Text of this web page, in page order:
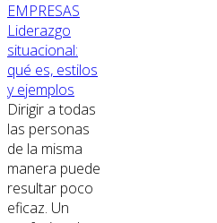
EMPRESAS
Liderazgo
situacional:
qué es, estilos
y ejemplos
Dirigir a todas
las personas
de la misma
manera puede
resultar poco
eficaz. Un